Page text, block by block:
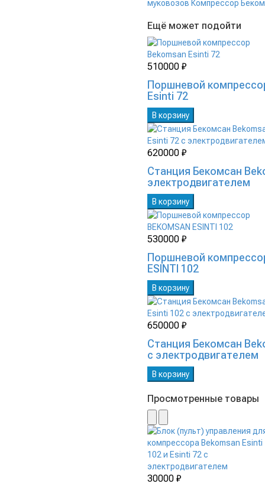
муковозов Компрессор
Ещё может подойти
510000 ₽
Поршневой
Esinti 72
В корзину
620000 ₽
Станция Бекомсан
электродвигателем
В корзину
530000 ₽
Поршневой
ESINTI 102
В корзину
650000 ₽
Станция Бекомсан
с электродвигателем
В корзину
Просмотренные товары
30000 ₽